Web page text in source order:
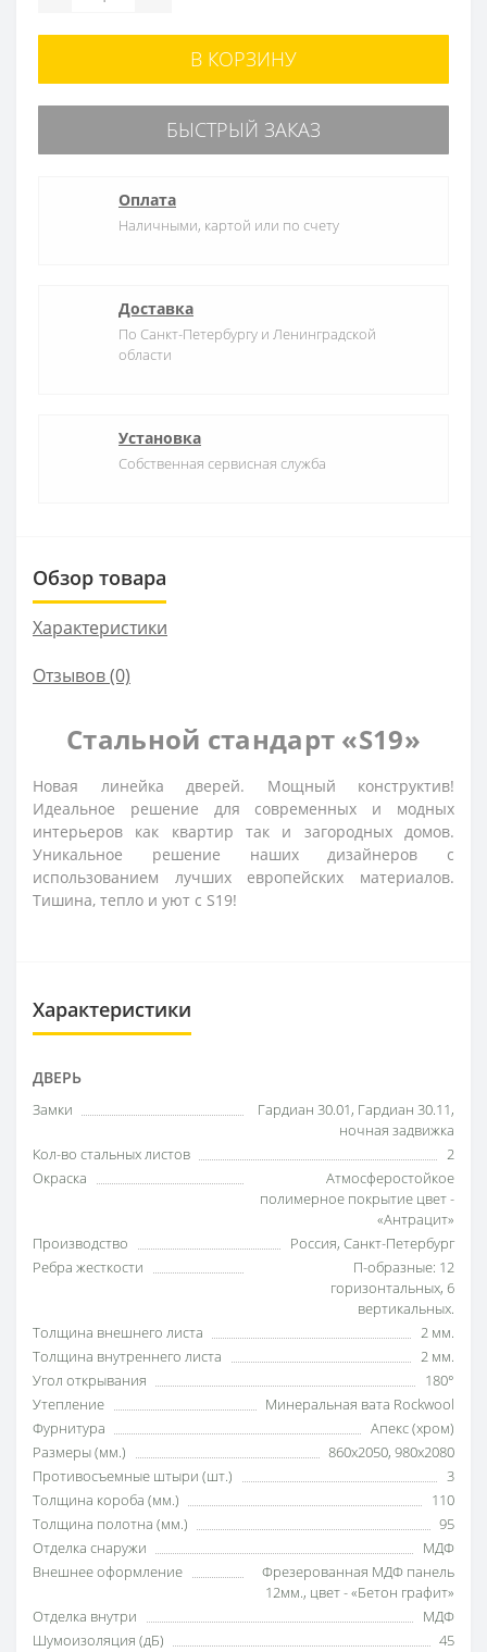
В КОРЗИНУ
БЫСТРЫЙ ЗАКАЗ
Оплата
Наличными, картой или по счету
Доставка
По Санкт-Петербургу и Ленинградской
области
Установка
Собственная сервисная служба
Обзор товара
Характеристики
Отзывов (0)
Стальной стандарт «S19»
Новая линейка дверей. Мощный конструктив!
Идеальное решение для современных и модных
интерьеров как квартир так и загородных домов.
Уникальное решение наших дизайнеров с
использованием лучших европейских материалов.
Тишина, тепло и уют с S19!
Характеристики
ДВЕРЬ
Замки
Гардиан 30.01, Гардиан 30.11,
ночная задвижка
Кол-во стальных листов
2
Окраска
Атмосферостойкое
полимерное покрытие цвет -
«Антрацит»
Производство
Россия, Санкт-Петербург
Ребра жесткости
П-образные: 12
горизонтальных, 6
вертикальных.
Толщина внешнего листа
2 мм.
Толщина внутреннего листа
2 мм.
Угол открывания
180°
Утепление
Минеральная вата Rockwool
Фурнитура
Апекс (хром)
Размеры (мм.)
860x2050, 980x2080
Противосъемные штыри (шт.)
3
Толщина короба (мм.)
110
Толщина полотна (мм.)
95
Отделка снаружи
МДФ
Внешнее оформление
Фрезерованная МДФ панель
12мм., цвет - «Бетон графит»
Отделка внутри
МДФ
Шумоизоляция (дБ)
45